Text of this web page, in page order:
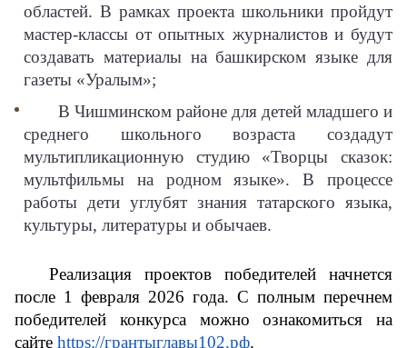
областей. В рамках проекта школьники пройдут
мастер-классы от опытных журналистов и будут
создавать материалы на башкирском языке для
газеты «Уралым»;
В Чишминском районе для детей младшего и
среднего школьного возраста создадут
мультипликационную студию «Творцы сказок:
мультфильмы на родном языке». В процессе
работы дети углубят знания татарского языка,
культуры, литературы и обычаев.
Реализация проектов победителей начнется
после 1 февраля 2026 года. С полным перечнем
победителей конкурса можно ознакомиться на
сайте https://грантыглавы102.рф.